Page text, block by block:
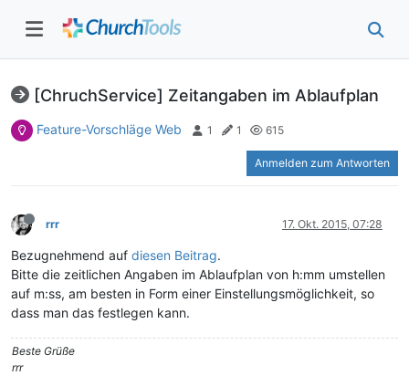
[ChruchService] Zeitangaben im Ablaufplan
Feature-Vorschläge Web 1 1 615
Anmelden zum Antworten
rrr 17. Okt. 2015, 07:28
Bezugnehmend auf diesen Beitrag.
Bitte die zeitlichen Angaben im Ablaufplan von h:mm umstellen
auf m:ss, am besten in Form einer Einstellungsmöglichkeit, so
dass man das festlegen kann.
Beste Grüße
rrr